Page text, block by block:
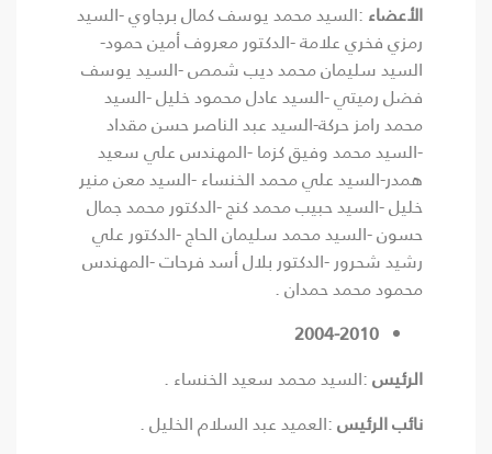
الأعضاء :السيد محمد يوسف كمال برجاوي -السيد
رمزي فخري علامة -الدكتور معروف أمين حمود-
السيد سليمان محمد ديب شمص -السيد يوسف
فضل رميتي -السيد عادل محمود خليل -السيد
محمد رامز حركة-السيد عبد الناصر حسن مقداد
-السيد محمد وفيق كزما -المهندس علي سعيد
همدر-السيد علي محمد الخنساء -السيد معن منير
خليل -السيد حبيب محمد كنج -الدكتور محمد جمال
حسون -السيد محمد سليمان الحاج -الدكتور علي
رشيد شحرور -الدكتور بلال أسد فرحات -المهندس
محمود محمد حمدان .
2004-2010
الرئيس :السيد محمد سعيد الخنساء .
نائب الرئيس :العميد عبد السلام الخليل .